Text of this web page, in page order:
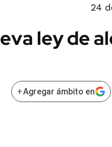
24
ley de
+Agregar ámbito en